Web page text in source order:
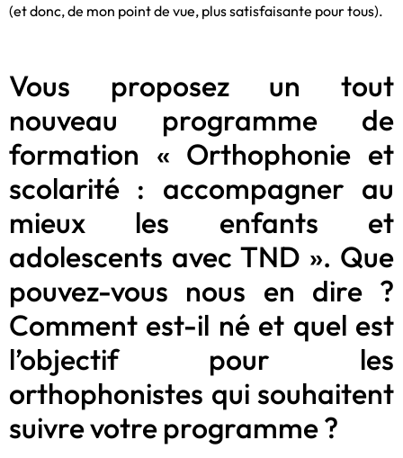
(et donc, de mon point de vue, plus satisfaisante pour tous).
Vous proposez un tout
nouveau programme de
formation « Orthophonie et
scolarité : accompagner au
mieux les enfants et
adolescents avec TND ». Que
pouvez-vous nous en dire ?
Comment est-il né et quel est
l’objectif pour les
orthophonistes qui souhaitent
suivre votre programme ?